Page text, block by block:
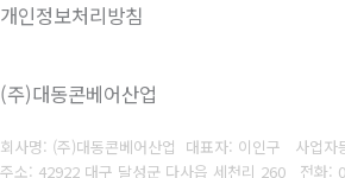
개인정보처리방침
(주)대동콘베어산업
회사명: (주)대동콘베어산업 대표자: 이인구 사업자
주소: 42922 대구 달성군 다사읍 세천리 260 전화: